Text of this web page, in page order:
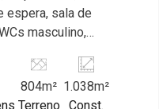
Guaporé, Ilhas
Aliança, Boulevard,
Jardim América,
Irajá, Royal Park,
Quinta da Primavera,
Seixas, Jardim
espera, sala de
masculino,
alto, portão, 5 vagas
localização,
804m²
Terreno
1.038m²
Const.